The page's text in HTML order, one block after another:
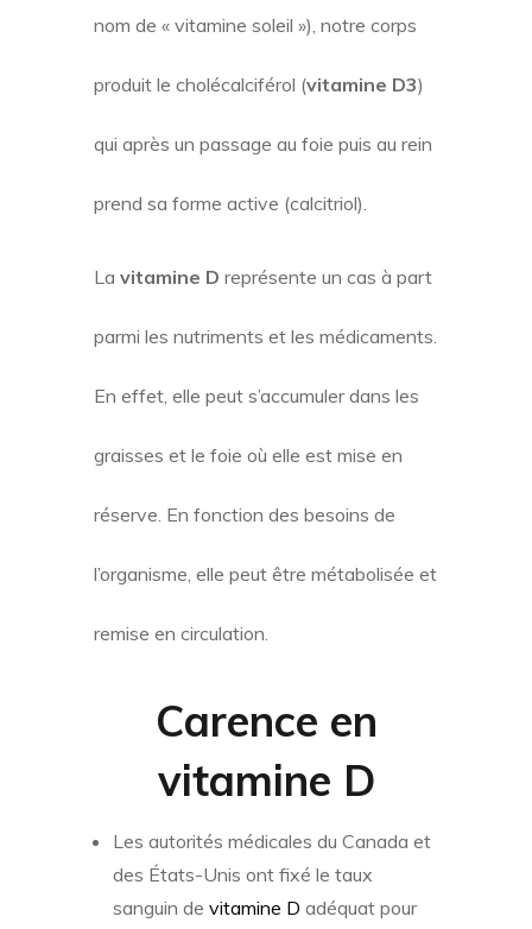
nom de « vitamine soleil »), notre corps
produit le cholécalciférol (vitamine D3)
qui après un passage au foie puis au rein
prend sa forme active (calcitriol).
La vitamine D représente un cas à part
parmi les nutriments et les médicaments.
En effet, elle peut s’accumuler dans les
graisses et le foie où elle est mise en
réserve. En fonction des besoins de
l’organisme, elle peut être métabolisée et
remise en circulation.
Carence en
vitamine D
Les autorités médicales du Canada et
des États-Unis ont fixé le taux
sanguin de vitamine D adéquat pour